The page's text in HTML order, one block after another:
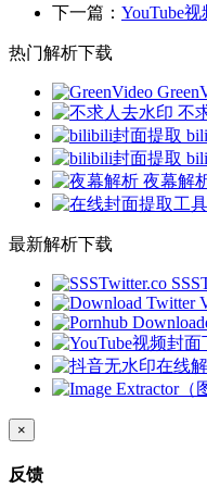
下一篇： YouTube
热门解析下载
不
夜幕解
最新解析下载
×
反馈